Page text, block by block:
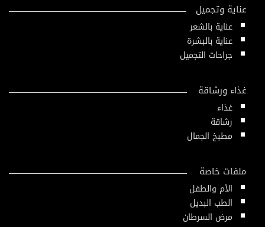
عناية وتجميل
عناية بالشعر
عناية بالبشرة
جراحات التجميل
غذاء ورشاقة
غذاء
رشاقة
مطبخ الجمال
ملفات خاصة
الأم والطفل
الطب البديل
مرض السرطان